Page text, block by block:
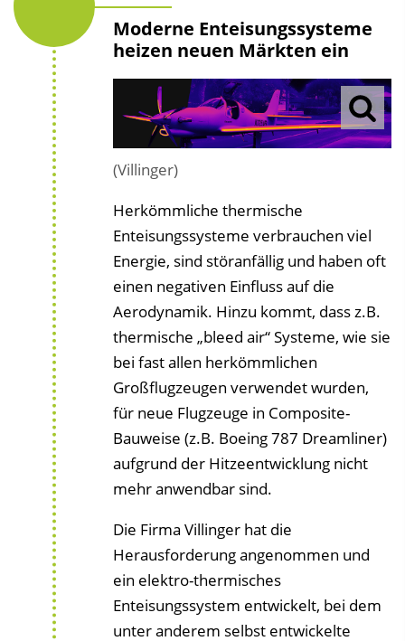
Moderne Enteisungssysteme
heizen neuen Märkten ein
(Villinger)
Herkömmliche thermische
Enteisungssysteme verbrauchen viel
Energie, sind störanfällig und haben oft
einen negativen Einfluss auf die
Aerodynamik. Hinzu kommt, dass z.B.
thermische „bleed air“ Systeme, wie sie
bei fast allen herkömmlichen
Großflugzeugen verwendet wurden,
für neue Flugzeuge in Composite-
Bauweise (z.B. Boeing 787 Dreamliner)
aufgrund der Hitzeentwicklung nicht
mehr anwendbar sind.
Die Firma Villinger hat die
Herausforderung angenommen und
ein elektro-thermisches
Enteisungssystem entwickelt, bei dem
unter anderem selbst entwickelte